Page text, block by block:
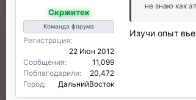
Скржитек
Команда форума
Регистрация
22 Июн 2012
Сообщения
11,099
Поблагодарили
20,472
Город
ДальнийВосток
не знаю как
Изучи опыт